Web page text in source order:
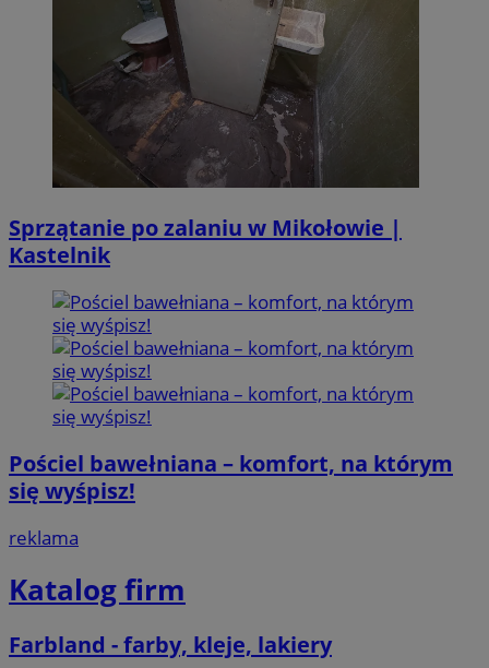
Sprzątanie po zalaniu w Mikołowie |
Kastelnik
Pościel bawełniana – komfort, na którym
się wyśpisz!
reklama
Katalog firm
Farbland - farby, kleje, lakiery